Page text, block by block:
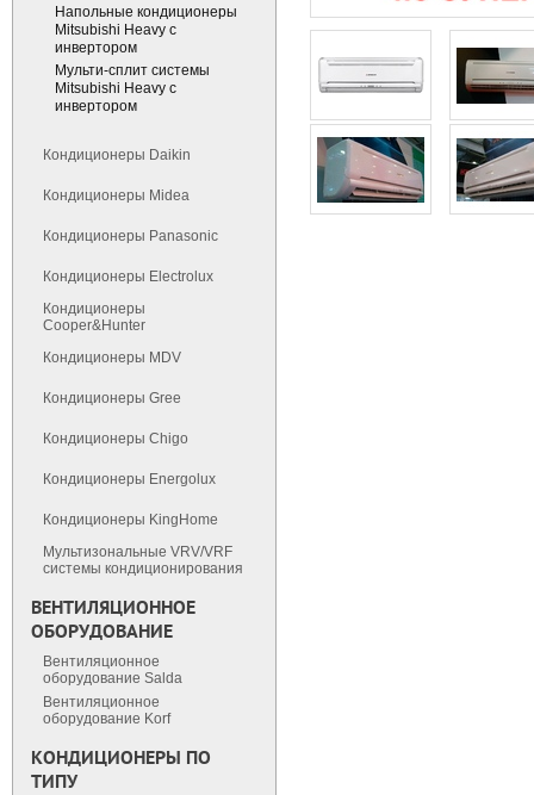
Напольные кондиционеры
Mitsubishi Heavy с
инвертором
Мульти-сплит системы
Mitsubishi Heavy с
инвертором
Кондиционеры Daikin
Кондиционеры Midea
Кондиционеры Panasonic
Кондиционеры Electrolux
Кондиционеры
Cooper&Hunter
Кондиционеры MDV
Кондиционеры Gree
Кондиционеры Chigo
Кондиционеры Energolux
Кондиционеры KingHome
Мультизональные VRV/VRF
cистемы кондиционирования
ВЕНТИЛЯЦИОННОЕ
ОБОРУДОВАНИЕ
Вентиляционное
оборудование Salda
Вентиляционное
оборудование Korf
КОНДИЦИОНЕРЫ ПО
ТИПУ